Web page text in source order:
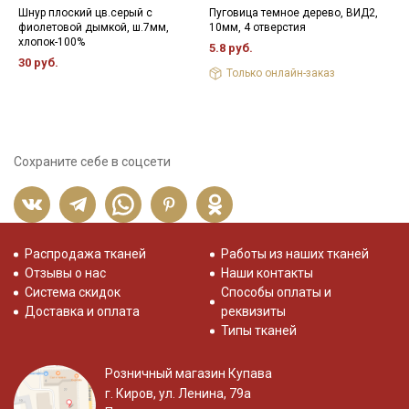
Шнур плоский цв.серый с
фиолетовой дымкой, ш.7мм,
хлопок-100%
30 руб.
Пуговица темное дерево, ВИД2,
10мм, 4 отверстия
5.8 руб.
Только онлайн-заказ
Сохраните себе в соцсети
Распродажа тканей
Отзывы о нас
Система скидок
Доставка и оплата
Работы из наших тканей
Наши контакты
Способы оплаты и
реквизиты
Типы тканей
Розничный магазин Купава
г. Киров, ул. Ленина, 79а